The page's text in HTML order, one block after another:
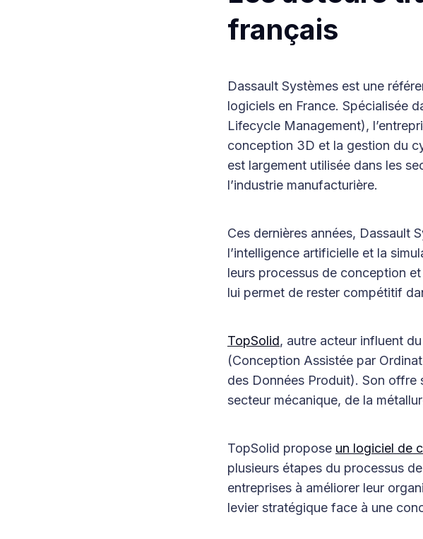
français
Dassault Systèmes est une
logiciels en France. Spécialisée
Lifecycle Management),
conception 3D et la gestion du
est largement utilisée dans les
l’industrie manufacturière.
Ces dernières années, Dassault
l’intelligence artificielle et la
leurs processus de conception
lui permet de rester compétitif
TopSolid, autre acteur influent
(Conception Assistée par
des Données Produit). Son offre
secteur mécanique, de la
TopSolid propose un logiciel de
plusieurs étapes du processus
entreprises à améliorer leur
levier stratégique face à une